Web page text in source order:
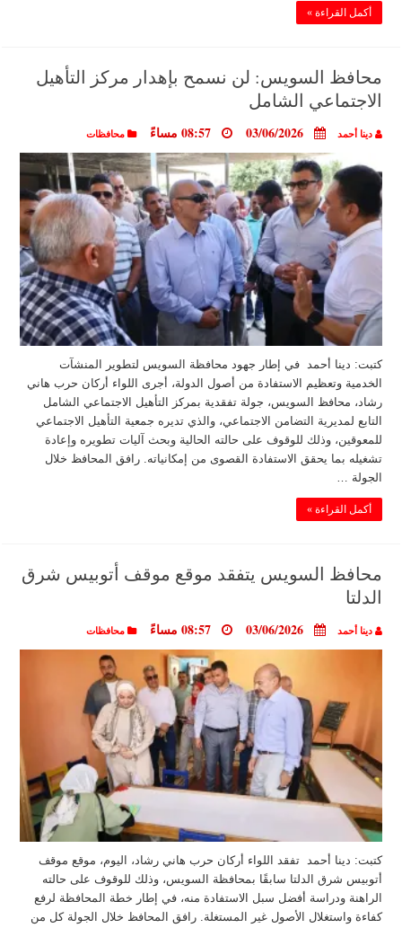
أكمل القراءة »
محافظ السويس: لن نسمح بإهدار مركز التأهيل
الاجتماعي الشامل
دينا أحمد 03/06/2026 08:57 مساءً محافظات
كتبت: دينا أحمد في إطار جهود محافظة السويس لتطوير المنشآت
الخدمية وتعظيم الاستفادة من أصول الدولة، أجرى اللواء أركان حرب هاني
رشاد، محافظ السويس، جولة تفقدية بمركز التأهيل الاجتماعي الشامل
التابع لمديرية التضامن الاجتماعي، والذي تديره جمعية التأهيل الاجتماعي
للمعوقين، وذلك للوقوف على حالته الحالية وبحث آليات تطويره وإعادة
تشغيله بما يحقق الاستفادة القصوى من إمكانياته. رافق المحافظ خلال
الجولة …
أكمل القراءة »
محافظ السويس يتفقد موقع موقف أتوبيس شرق
الدلتا
دينا أحمد 03/06/2026 08:57 مساءً محافظات
كتبت: دينا أحمد تفقد اللواء أركان حرب هاني رشاد، اليوم، موقع موقف
أتوبيس شرق الدلتا سابقًا بمحافظة السويس، وذلك للوقوف على حالته
الراهنة ودراسة أفضل سبل الاستفادة منه، في إطار خطة المحافظة لرفع
كفاءة واستغلال الأصول غير المستغلة. رافق المحافظ خلال الجولة كل من